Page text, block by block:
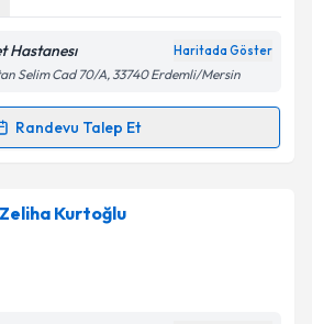
işlenmesine ilişkinAydınlatma
kabul ediyorum.
Hastanesı Haritada Göster
Selim Cad 70/A, 33740 Erdemli/Mersin
Randevu Talep Et
Talebi
için randevu takvimi talebi
uzmandan randevu almanız için bir
e-posta ile bilgilendireceğiz.
Kurtoğlu